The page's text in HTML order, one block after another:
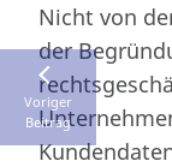
Nicht von
der
Voriger
Beitrag